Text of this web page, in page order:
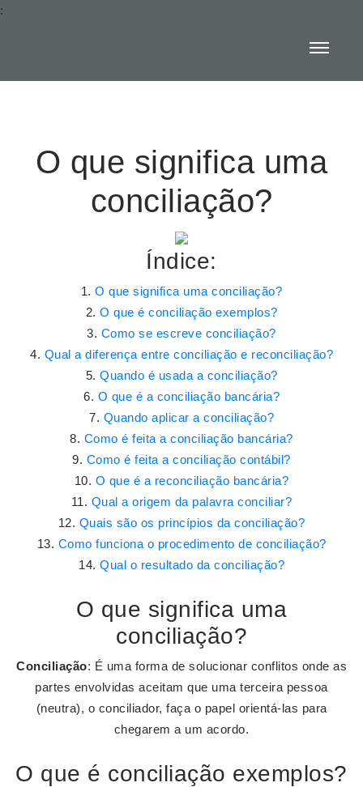
:
O que significa uma
conciliação?
Índice:
O que significa uma conciliação?
O que é conciliação exemplos?
Como se escreve conciliação?
Qual a diferença entre conciliação e reconciliação?
Quando é usada a conciliação?
O que é a conciliação bancária?
Quando aplicar a conciliação?
Como é feita a conciliação bancária?
Como é feita a conciliação contábil?
O que é a reconciliação bancária?
Qual a origem da palavra conciliar?
Quais são os princípios da conciliação?
Como funciona o procedimento de conciliação?
Qual o resultado da conciliação?
O que significa uma
conciliação?
Conciliação: É uma forma de solucionar conflitos onde as
partes envolvidas aceitam que uma terceira pessoa
(neutra), o conciliador, faça o papel orientá-las para
chegarem a um acordo.
O que é conciliação exemplos?